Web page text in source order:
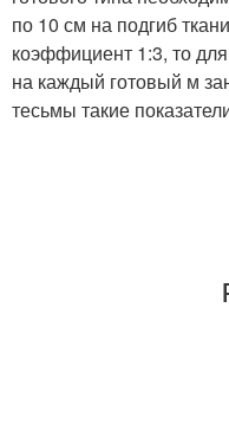
по 10 см на подгиб
коэффициент 1:3, то
на каждый готовый м
тесьмы такие